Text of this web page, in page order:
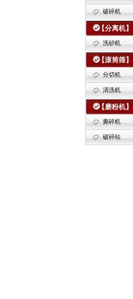
破碎机
【分离机】
洗砂机
【滚筒筛】
分切机
清洗机
【磨粉机】
撕碎机
破碎站